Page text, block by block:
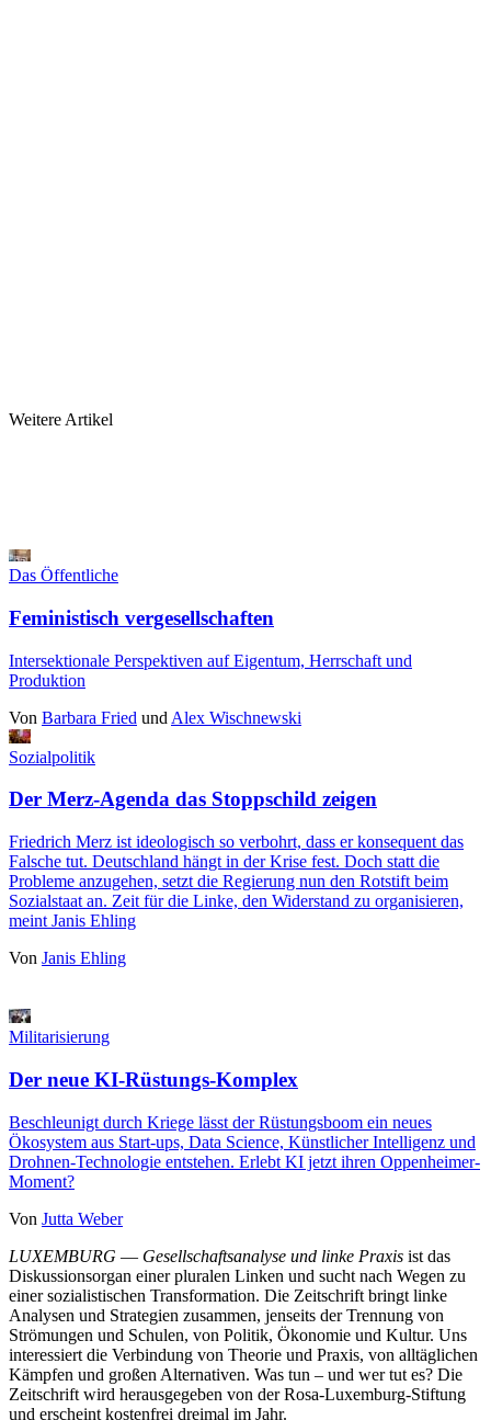
Weitere Artikel
Das Öffentliche
Feministisch vergesellschaften
Intersektionale Perspektiven auf Eigentum, Herrschaft und
Produktion
Von Barbara Fried und Alex Wischnewski
Sozialpolitik
Der Merz-Agenda das Stoppschild zeigen
Friedrich Merz ist ideologisch so verbohrt, dass er konsequent das
Falsche tut. Deutschland hängt in der Krise fest. Doch statt die
Probleme anzugehen, setzt die Regierung nun den Rotstift beim
Sozialstaat an. Zeit für die Linke, den Widerstand zu organisieren,
meint Janis Ehling
Von Janis Ehling
Militarisierung
Der neue KI-Rüstungs-Komplex
Beschleunigt durch Kriege lässt der Rüstungsboom ein neues
Ökosystem aus Start-ups, Data Science, Künstlicher Intelligenz und
Drohnen-Technologie entstehen. Erlebt KI jetzt ihren Oppenheimer-
Moment?
Von Jutta Weber
LUXEMBURG — Gesellschaftsanalyse und linke Praxis ist das
Diskussionsorgan einer pluralen Linken und sucht nach Wegen zu
einer sozialistischen Transformation. Die Zeitschrift bringt linke
Analysen und Strategien zusammen, jenseits der Trennung von
Strömungen und Schulen, von Politik, Ökonomie und Kultur. Uns
interessiert die Verbindung von Theorie und Praxis, von alltäglichen
Kämpfen und großen Alternativen. Was tun – und wer tut es? Die
Zeitschrift wird herausgegeben von der Rosa-Luxemburg-Stiftung
und erscheint kostenfrei dreimal im Jahr.